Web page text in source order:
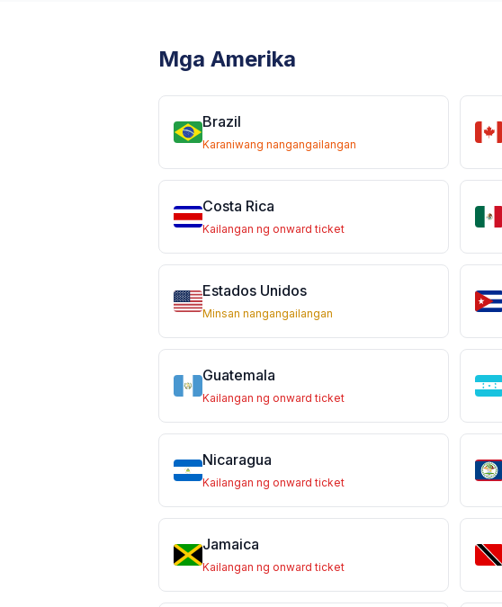
Mga Amerika
Brazil
Karaniwang nangangailangan
Costa Rica
Kailangan ng onward ticket
Estados Unidos
Minsan nangangailangan
Guatemala
Kailangan ng onward ticket
Nicaragua
Kailangan ng onward ticket
Jamaica
Kailangan ng onward ticket